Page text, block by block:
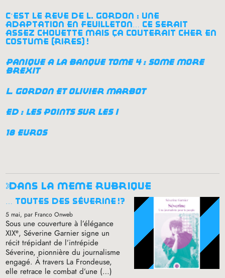
c’est le rêve de l. gordon : une
adaptation en feuilleton… ce serait
assez chouette mais ça coûterait cher en
costume (rires) !
panique à la banque tome 4 : some more
brexit
l. gordon et olivier marbot
ed : les points sur les i
18 euros
dans la même rubrique
… toutes des séverine !?
5 mai, par Franco Onweb
Sous une couverture à l’élégance
XIXe, Séverine Garnier signe un
récit trépidant de l’intrépide
Séverine, pionnière du journalisme
engagé. À travers La Frondeuse,
elle retrace le combat d’une (…)